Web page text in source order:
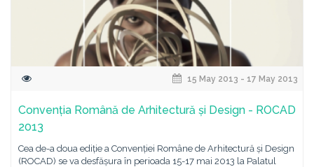
15 May 2013 - 17 May 2013
Convenția Română de Arhitectură și Design - ROCAD
2013
Cea de-a doua ediție a Convenției Române de Arhitectură și Design
(ROCAD) se va desfășura în perioada 15-17 mai 2013 la Palatul